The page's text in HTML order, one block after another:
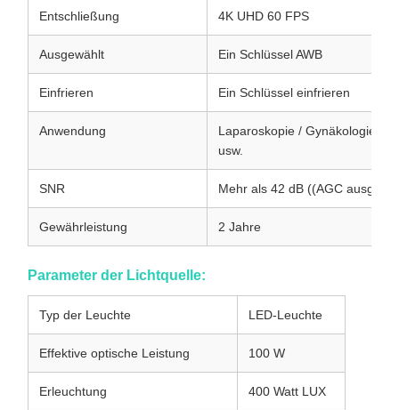
Entschließung 4K UHD 60 FPS
Ausgewählt Ein Schlüssel AWB
Einfrieren Ein Schlüssel einfrieren
Anwendung
Laparoskopie / Gynäkologie /
usw.
SNR Mehr als 42 dB ((AGC
Gewährleistung 2 Jahre
Parameter der Lichtquelle:
Typ der Leuchte LED-Leuchte
Effektive optische Leistung 100 W
Erleuchtung 400 Watt LUX